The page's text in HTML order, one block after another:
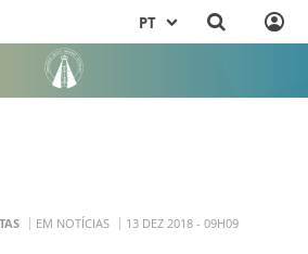
PT
EM NOTÍCIAS 13 DEZ 2018 - 09H09